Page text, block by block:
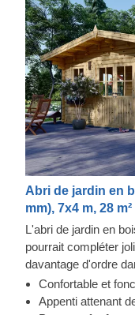
Abri de jardin en
mm), 7x4 m, 28 m²
L'abri de jardin en
pourrait compléter
davantage d'ordre
5 m² avec une
fonctionnel pour le
Confortable et
Appenti attenant